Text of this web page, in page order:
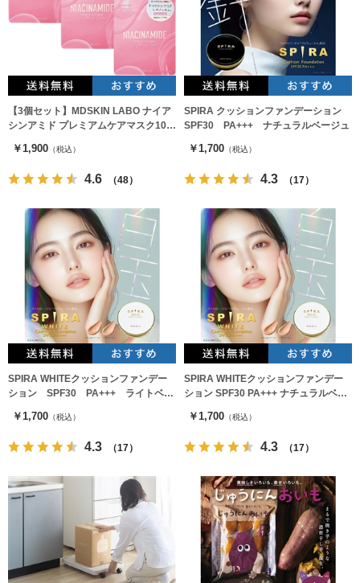
【3個セット】MDSKIN LABO ナイア
シンアミド プレミアムケアマスク10枚
￥1,900 （税込）
4.6 （48）
SPIRA クッションファンデーション
SPF30 PA+++ ナチュラルベージュ
￥1,700 （税込）
4.3 （17）
SPIRA WHITEクッションファンデー
ション SPF30 PA+++ ライトベー
￥1,700 （税込）
4.3 （17）
SPIRA WHITEクッションファンデー
ション SPF30 PA+++ ナチュラルベー
￥1,700 （税込）
4.3 （17）